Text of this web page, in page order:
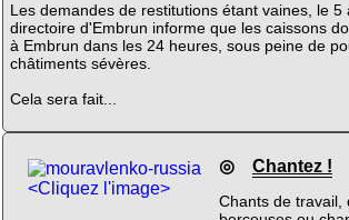
Les demandes de restitutions étant vaines, le 5
directoire d'Embrun informe que les caissons
à Embrun dans les 24 heures, sous peine de
châtiments sévères.
Cela sera fait...
<Cliquez l'image>
◎ Chantez !
Chants de travail,